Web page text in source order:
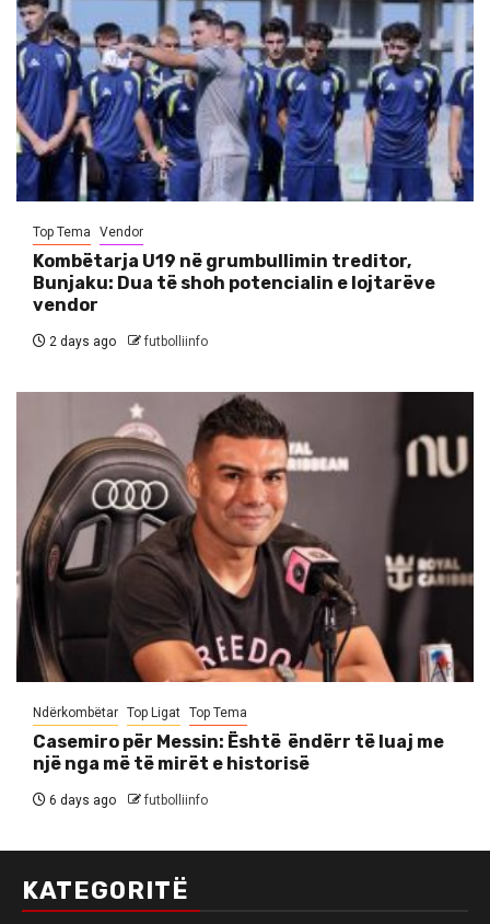
Top Tema Vendor
Kombëtarja U19 në grumbullimin treditor,
Bunjaku: Dua të shoh potencialin e lojtarëve
vendor
2 days ago futbolliinfo
Ndërkombëtar Top Ligat Top Tema
Casemiro për Messin: Është ëndërr të luaj me
një nga më të mirët e historisë
6 days ago futbolliinfo
KATEGORITË